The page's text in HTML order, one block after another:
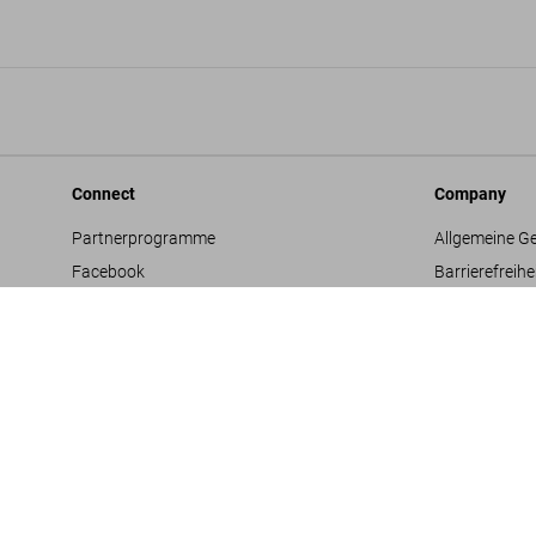
Connect
Partnerprogramme
Facebook
Company
Allgemeine